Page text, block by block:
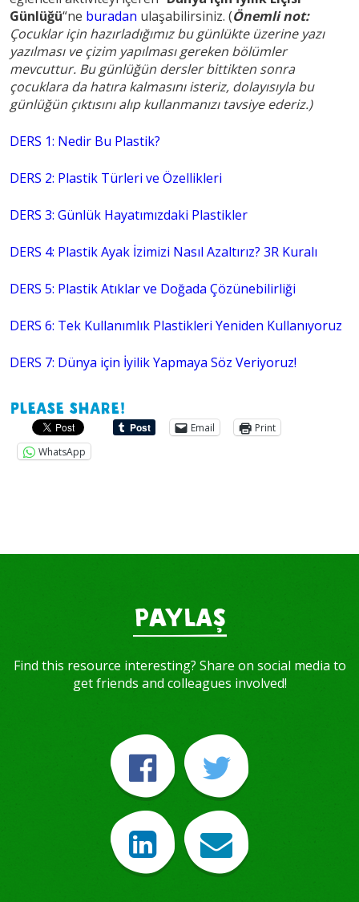
Günlüğü“ne buradan ulaşabilirsiniz. (Önemli not:
Çocuklar için hazırladığımız bu günlükte üzerine yazı
yazılması ve çizim yapılması gereken bölümler
mevcuttur. Bu günlüğün dersler bittikten sonra
çocuklara da hatıra kalmasını isteriz, dolayısıyla bu
günlüğün çıktısını alıp kullanmanızı tavsiye ederiz.)
DERS 1: Nedir Bu Plastik?
DERS 2: Plastik Türleri ve Özellikleri
DERS 3: Günlük Hayatımızdaki Plastikler
DERS 4: Plastik Ayak İzimizi Nasıl Azaltırız? 3R Kuralı
DERS 5: Plastik Atıklar ve Doğada Çözünebilirliği
DERS 6: Tek Kullanımlık Plastikleri Yeniden Kullanıyoruz
DERS 7: Dünya için İyilik Yapmaya Söz Veriyoruz!
Please share!
Email
Print
WhatsApp
PAYLAŞ
Find this resource interesting? Share on social media to
get friends and colleagues involved!